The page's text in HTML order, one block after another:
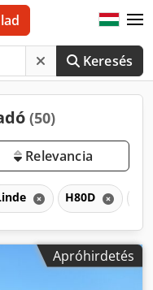
Keresés
(50)
Relevancia
H80D
Apróhirdetés